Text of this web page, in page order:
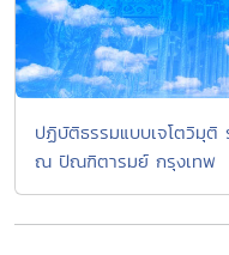
ปฏิบัติธรรมแบบเจโตวิมุติ
ณ ปัณฑิตารมย์ กรุงเทพ